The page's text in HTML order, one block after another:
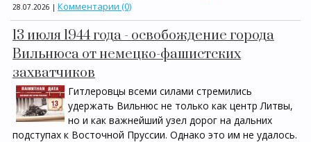
28.07.2026 | Комментарии (0)
13 июля 1944 года - освобождение города
Вильнюса от немецко-фашистских
захватчиков
Гитлеровцы всеми силами стремились
удержать Вильнюс не только как центр Литвы,
но и как важнейший узел дорог на дальних
подступах к Восточной Пруссии. Однако это им не удалось.